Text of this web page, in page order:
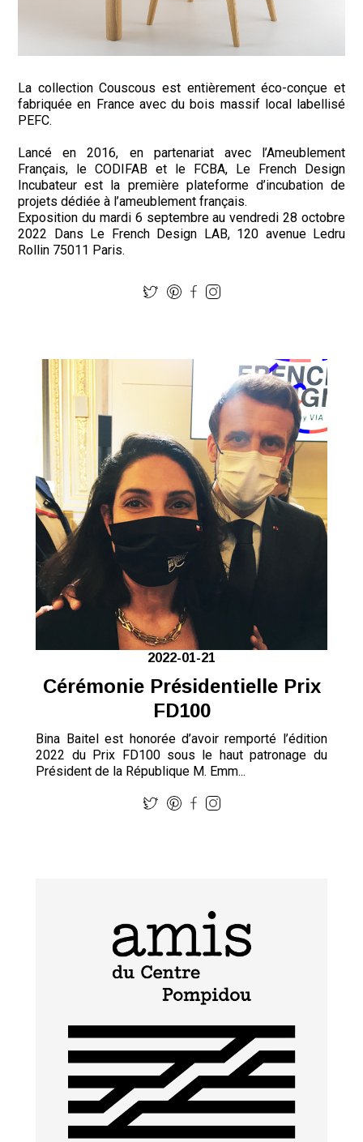
La collection Couscous est entièrement éco-conçue et
fabriquée en France avec du bois massif local labellisé
PEFC.
Lancé en 2016, en partenariat avec l’Ameublement
Français, le CODIFAB et le FCBA, Le French Design
Incubateur est la première plateforme d’incubation de
projets dédiée à l’ameublement français.
Exposition du mardi 6 septembre au vendredi 28 octobre
2022 Dans Le French Design LAB, 120 avenue Ledru
Rollin 75011 Paris.
2022-01-21
Cérémonie Présidentielle Prix
FD100
Bina Baitel est honorée d’avoir remporté l’édition
2022 du Prix FD100 sous le haut patronage du
Président de la République M. Emm...